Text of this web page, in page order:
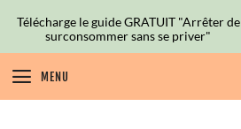
MENU
Télécharge le guide GRATUIT "Arrêter de
surconsommer sans se priver"